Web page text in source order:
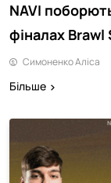
NAVI
фіналах
Симоненко Аліса
Більше